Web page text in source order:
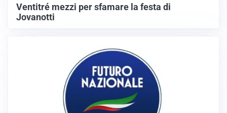
Ventitré mezzi per sfamare la festa di
Jovanotti